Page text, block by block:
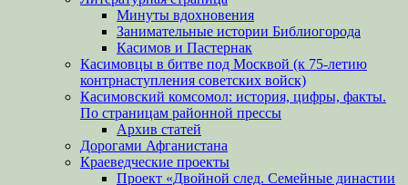
Минуты вдохновения
Занимательные истории Библиогорода
Касимов и Пастернак
Касимовцы в битве под Москвой (к 75-летию
контрнаступления советских войск)
Касимовский комсомол: история, цифры, факты.
По страницам районной прессы
Архив статей
Дорогами Афганистана
Краеведческие проекты
Проект «Двойной след. Семейные династии